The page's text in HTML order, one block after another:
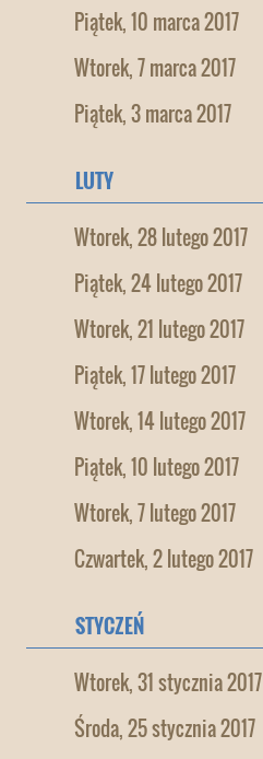
Piątek, 10 marca 2017
Wtorek, 7 marca 2017
Piątek, 3 marca 2017
LUTY
Wtorek, 28 lutego 2017
Piątek, 24 lutego 2017
Wtorek, 21 lutego 2017
Piątek, 17 lutego 2017
Wtorek, 14 lutego 2017
Piątek, 10 lutego 2017
Wtorek, 7 lutego 2017
Czwartek, 2 lutego 2017
STYCZEŃ
Wtorek, 31 stycznia 2017
Środa, 25 stycznia 2017